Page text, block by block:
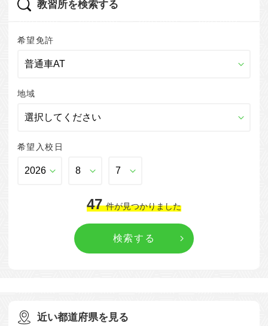
教習所を検索する
希望免許
地域
希望入校日
47 件が見つかりました
近い都道府県を見る